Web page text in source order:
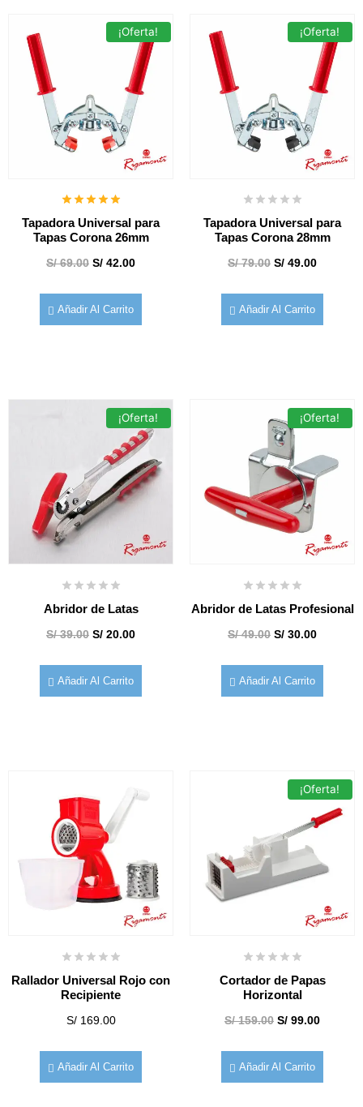
¡Oferta!
Tapadora Universal para
Tapas Corona 26mm
S/69.00 S/ 42.00
Añadir Al Carrito
¡Oferta!
Tapadora Universal para
Tapas Corona 28mm
S/79.00 S/ 49.00
Añadir Al Carrito
¡Oferta!
Abridor de Latas
S/39.00 S/ 20.00
Añadir Al Carrito
¡Oferta!
Abridor de Latas Profesional
S/49.00 S/ 30.00
Añadir Al Carrito
Rallador Universal Rojo con
Recipiente
S/169.00
Añadir Al Carrito
¡Oferta!
Cortador de Papas
Horizontal
S/159.00 S/ 99.00
Añadir Al Carrito